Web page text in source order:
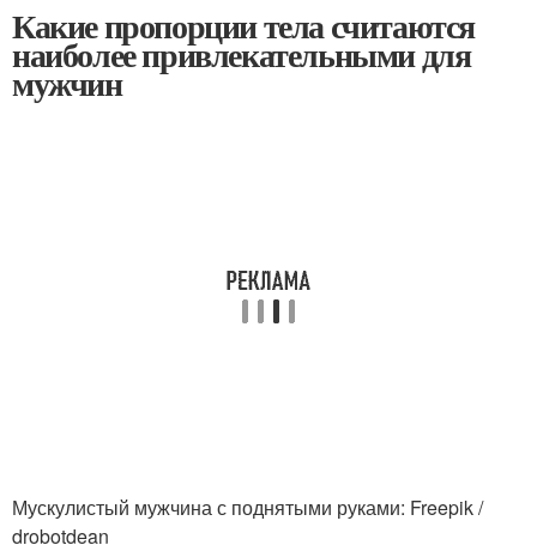
Какие пропорции тела считаются
наиболее привлекательными для
мужчин
Мускулистый мужчина с поднятыми руками: Freepik /
drobotdean